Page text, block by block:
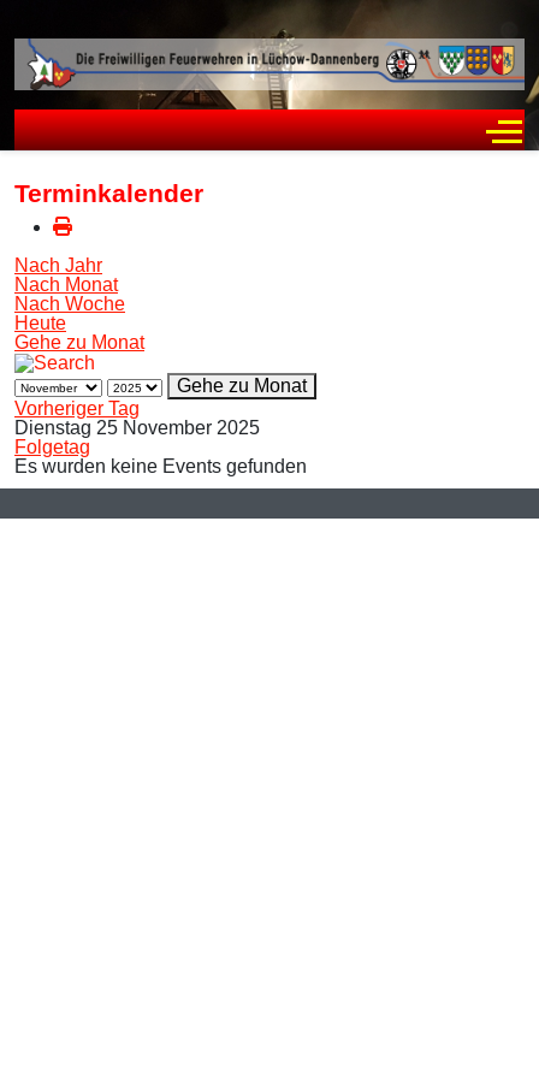
Terminkalender
Nach Jahr
Nach Monat
Nach Woche
Heute
Gehe zu Monat
Gehe zu Monat
Vorheriger Tag
Dienstag 25 November 2025
Folgetag
Es wurden keine Events gefunden